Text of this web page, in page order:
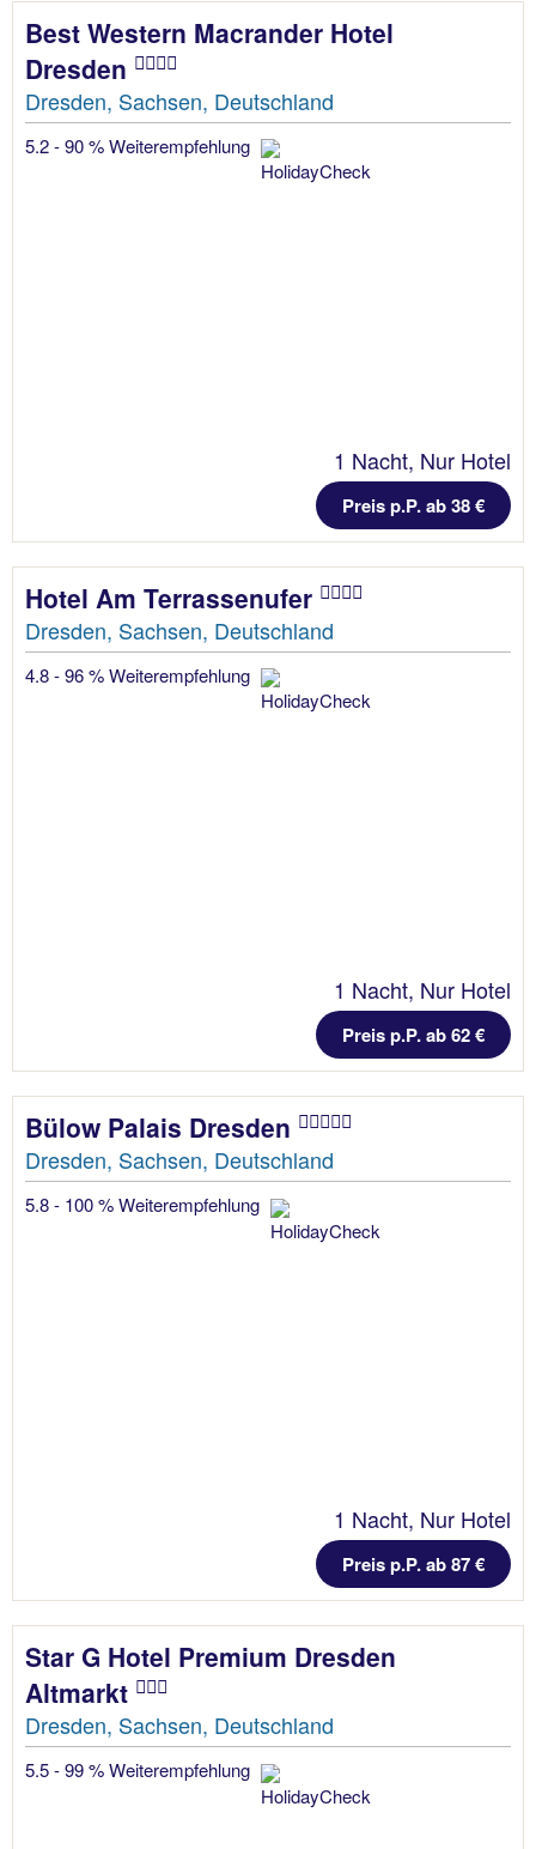
Best Western Macrander Hotel
Dresden
Dresden, Sachsen, Deutschland
5.2 - 90 % Weiterempfehlung
1 Nacht, Nur Hotel
Preis p.P. ab 38 €
Hotel Am Terrassenufer
Dresden, Sachsen, Deutschland
4.8 - 96 % Weiterempfehlung
1 Nacht, Nur Hotel
Preis p.P. ab 62 €
Bülow Palais Dresden
Dresden, Sachsen, Deutschland
5.8 - 100 % Weiterempfehlung
1 Nacht, Nur Hotel
Preis p.P. ab 87 €
Star G Hotel Premium Dresden
Altmarkt
Dresden, Sachsen, Deutschland
5.5 - 99 % Weiterempfehlung